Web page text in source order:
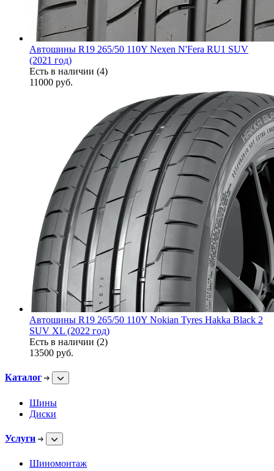
Автошины R19 265/50 110Y Nexen N'Fera RU1 SUV
(2021 год)
Есть в наличии (4)
11000 руб.
Автошины R19 265/50 110Y Nokian Tyres Hakka Black 2
SUV XL (2022 год)
Есть в наличии (2)
13500 руб.
Каталог
Шины
Диски
Услуги
Шиномонтаж